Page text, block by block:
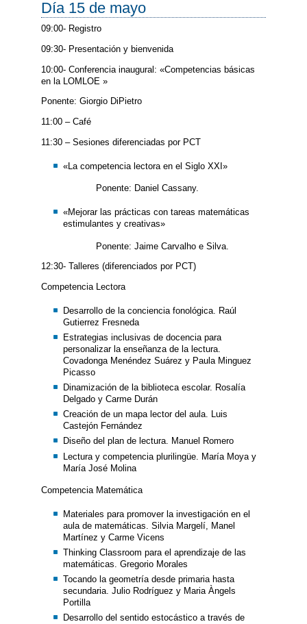
Día 15 de mayo
09:00- Registro
09:30- Presentación y bienvenida
10:00- Conferencia inaugural: «Competencias básicas
en la LOMLOE »
Ponente: Giorgio DiPietro
11:00 – Café
11:30 – Sesiones diferenciadas por PCT
«La competencia lectora en el Siglo XXI»
Ponente: Daniel Cassany.
«Mejorar las prácticas con tareas matemáticas
estimulantes y creativas»
Ponente: Jaime Carvalho e Silva.
12:30- Talleres (diferenciados por PCT)
Competencia Lectora
Desarrollo de la conciencia fonológica. Raúl
Gutierrez Fresneda
Estrategias inclusivas de docencia para
personalizar la enseñanza de la lectura.
Covadonga Menéndez Suárez y Paula Minguez
Picasso
Dinamización de la biblioteca escolar. Rosalía
Delgado y Carme Durán
Creación de un mapa lector del aula. Luis
Castejón Fernández
Diseño del plan de lectura. Manuel Romero
Lectura y competencia plurilingüe. María Moya y
María José Molina
Competencia Matemática
Materiales para promover la investigación en el
aula de matemáticas. Silvia Margelí, Manel
Martínez y Carme Vicens
Thinking Classroom para el aprendizaje de las
matemáticas. Gregorio Morales
Tocando la geometría desde primaria hasta
secundaria. Julio Rodríguez y Maria Àngels
Portilla
Desarrollo del sentido estocástico a través de